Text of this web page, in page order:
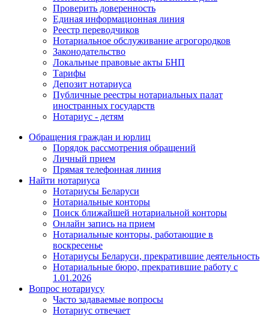
Проверить доверенность
Единая информационная линия
Реестр переводчиков
Нотариальное обслуживание агрогородков
Законодательство
Локальные правовые акты БНП
Тарифы
Депозит нотариуса
Публичные реестры нотариальных палат
иностранных государств
Нотариус - детям
Обращения граждан и юрлиц
Порядок рассмотрения обращений
Личный прием
Прямая телефонная линия
Найти нотариуса
Нотариусы Беларуси
Нотариальные конторы
Поиск ближайшей нотариальной конторы
Онлайн запись на прием
Нотариальные конторы, работающие в
воскресенье
Нотариусы Беларуси, прекратившие деятельность
Нотариальные бюро, прекратившие работу с
1.01.2026
Вопрос нотариусу
Часто задаваемые вопросы
Нотариус отвечает